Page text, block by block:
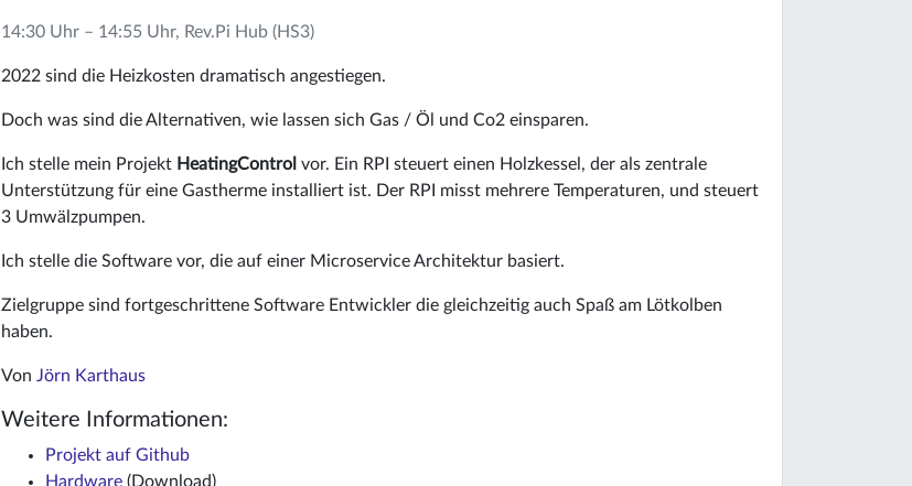
14:30 Uhr – 14:55 Uhr, Rev.Pi Hub (HS3)
2022 sind die Heizkosten dramatisch angestiegen.
Doch was sind die Alternativen, wie lassen sich Gas / Öl und Co2 einsparen.
Ich stelle mein Projekt HeatingControl vor. Ein RPI steuert einen Holzkessel, der als zentrale
Unterstützung für eine Gastherme installiert ist. Der RPI misst mehrere Temperaturen, und steuert
3 Umwälzpumpen.
Ich stelle die Software vor, die auf einer Microservice Architektur basiert.
Zielgruppe sind fortgeschrittene Software Entwickler die gleichzeitig auch Spaß am Lötkolben
haben.
Von Jörn Karthaus
Weitere Informationen:
Projekt auf Github
Hardware (Download)